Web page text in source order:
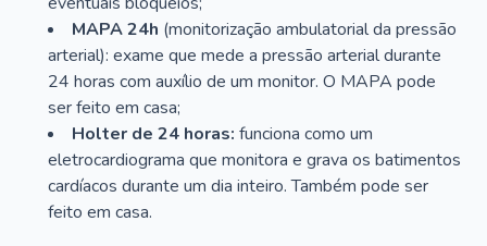
MAPA 24h (monitorização ambulatorial da pressão
arterial): exame que mede a pressão arterial durante
24 horas com auxílio de um monitor. O MAPA pode
ser feito em casa;
Holter de 24 horas: funciona como um
eletrocardiograma que monitora e grava os batimentos
cardíacos durante um dia inteiro. Também pode ser
feito em casa.